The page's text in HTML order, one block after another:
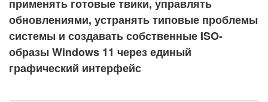
применять готовые твики, управлять
обновлениями, устранять типовые проблемы
системы и создавать собственные ISO-
образы Windows 11 через единый
графический интерфейс